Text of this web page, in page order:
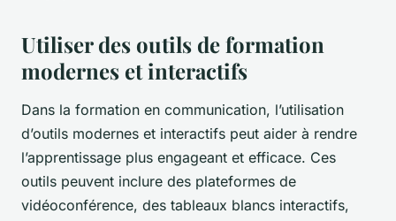
Utiliser des outils de formation
modernes et interactifs
Dans la formation en communication, l’utilisation
d’outils modernes et interactifs peut aider à rendre
l’apprentissage plus engageant et efficace. Ces
outils peuvent inclure des plateformes de
vidéoconférence, des tableaux blancs interactifs,